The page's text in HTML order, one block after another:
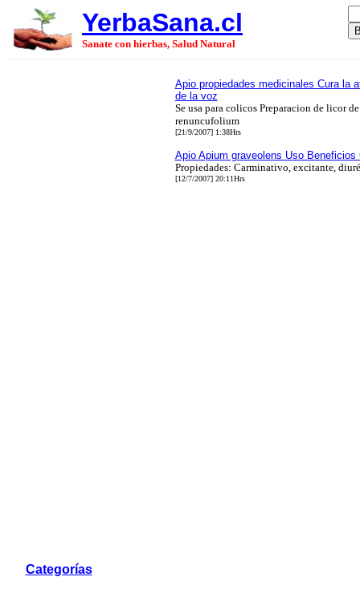
YerbaSana.cl
Sanate con hierbas, Salud Natural
Categorías
Apio propiedades medicinales Cura la
de la voz
Se usa para colicos Preparacion de licor
renuncufolium
[21/9/2007] 1:38Hrs
Apio Apium graveolens Uso Beneficios
Propiedades: Carminativo, excitante,
[12/7/2007] 20:11Hrs